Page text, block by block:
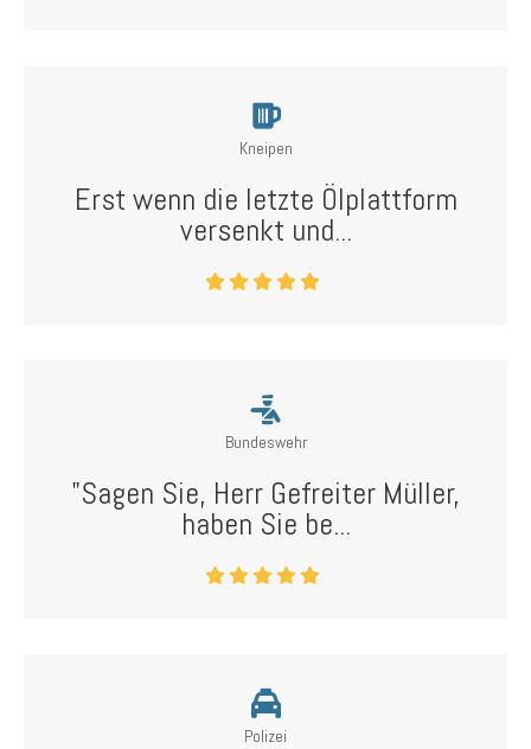
Kneipen
Erst wenn die letzte Ölplattform
versenkt und...
Bundeswehr
"Sagen Sie, Herr Gefreiter Müller,
haben Sie be...
Polizei